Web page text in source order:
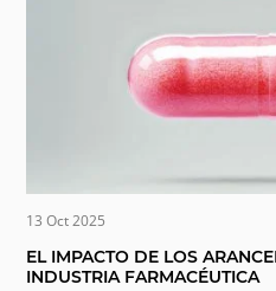
13 Oct 2025
EL IMPACTO DE LOS
INDUSTRIA FARMACÉUTICA